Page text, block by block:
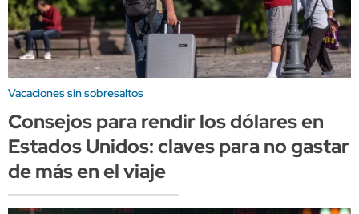
Vacaciones sin sobresaltos
Consejos para rendir los dólares en
Estados Unidos: claves para no gastar
de más en el viaje